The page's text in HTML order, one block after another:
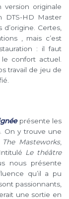
originale
DTS-HD Master
Certes,
, mais c’est
: il faut
confort actuel.
travail de jeu de
présente les
On y trouve une
The Masteworks,
Le théâtre
nous présente
qu’il a pu
passionnants,
une sortie en